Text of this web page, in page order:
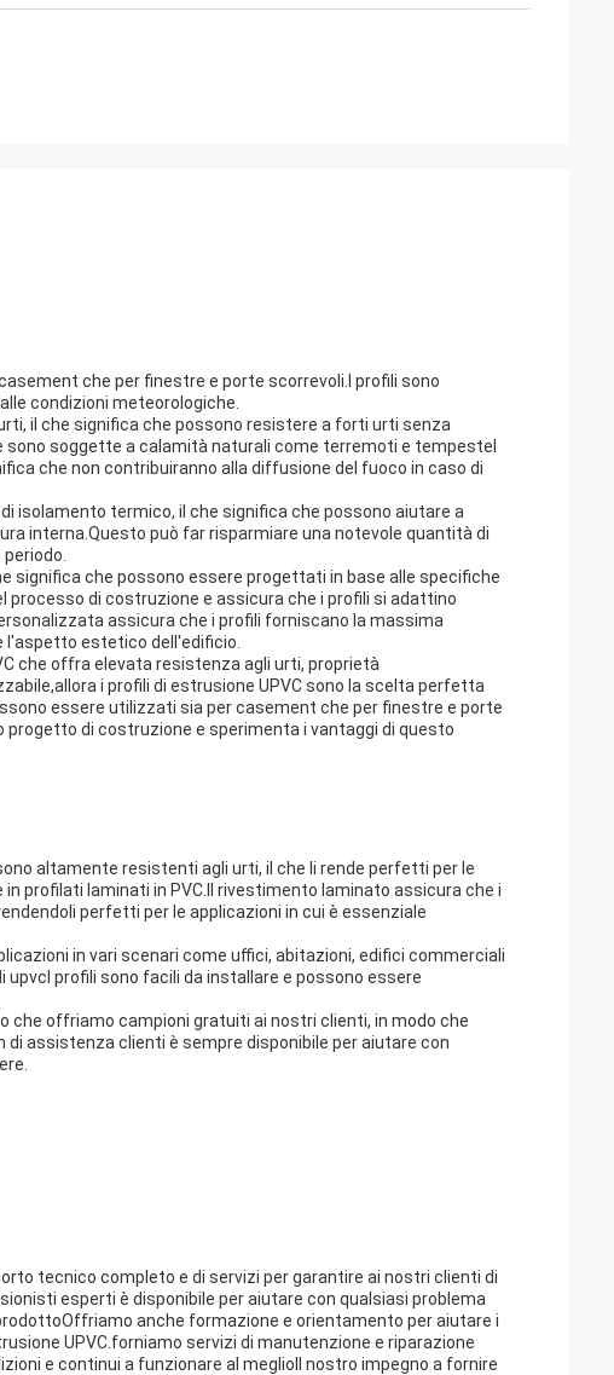
che per finestre e porte scorrevoli.I profili sono
condizioni meteorologiche.
il che significa che possono resistere a forti urti senza
sono soggette a calamità naturali come terremoti e tempesteI
che non contribuiranno alla diffusione del fuoco in caso di
isolamento termico, il che significa che possono aiutare a
interna.Questo può far risparmiare una notevole quantità di
significa che possono essere progettati in base alle specifiche
di costruzione e assicura che i profili si adattino
assicura che i profili forniscano la massima
l'aspetto estetico dell'edificio.
che offra elevata resistenza agli urti, proprietà
i profili di estrusione UPVC sono la scelta perfetta
essere utilizzati sia per casement che per finestre e porte
progetto di costruzione e sperimenta i vantaggi di questo
altamente resistenti agli urti, il che li rende perfetti per le
profilati laminati in PVC.Il rivestimento laminato assicura che i
perfetti per le applicazioni in cui è essenziale
in vari scenari come uffici, abitazioni, edifici commerciali
profili sono facili da installare e possono essere
che offriamo campioni gratuiti ai nostri clienti, in modo che
assistenza clienti è sempre disponibile per aiutare con
tecnico completo e di servizi per garantire ai nostri clienti di
esperti è disponibile per aiutare con qualsiasi problema
anche formazione e orientamento per aiutare i
UPVC.forniamo servizi di manutenzione e riparazione
e continui a funzionare al meglioIl nostro impegno a fornire